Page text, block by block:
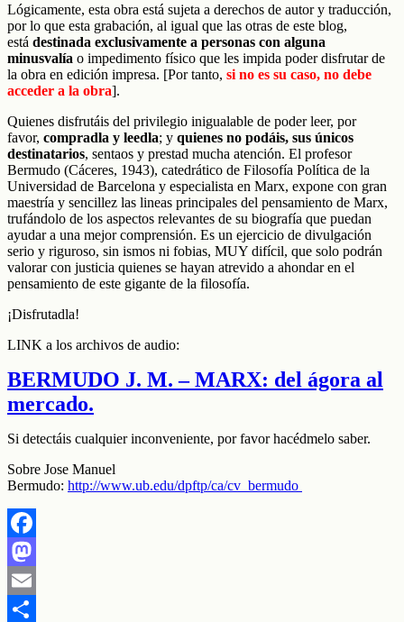
Lógicamente, esta obra está sujeta a derechos de autor y traducción,
por lo que esta grabación, al igual que las otras de este blog,
está destinada exclusivamente a personas con alguna
minusvalía o impedimento físico que les impida poder disfrutar de
la obra en edición impresa. [Por tanto, si no es su caso, no debe
acceder a la obra].
Quienes disfrutáis del privilegio inigualable de poder leer, por
favor, compradla y leedla; y quienes no podáis, sus únicos
destinatarios, sentaos y prestad mucha atención. El profesor
Bermudo (Cáceres, 1943), catedrático de Filosofía Política de la
Universidad de Barcelona y especialista en Marx, expone con gran
maestría y sencillez las lineas principales del pensamiento de Marx,
trufándolo de los aspectos relevantes de su biografía que puedan
ayudar a una mejor comprensión. Es un ejercicio de divulgación
serio y riguroso, sin ismos ni fobias, MUY difícil, que solo podrán
valorar con justicia quienes se hayan atrevido a ahondar en el
pensamiento de este gigante de la filosofía.
¡Disfrutadla!
LINK a los archivos de audio:
BERMUDO J. M. – MARX: del ágora al
mercado.
Si detectáis cualquier inconveniente, por favor hacédmelo saber.
Sobre Jose Manuel
Bermudo: http://www.ub.edu/dpftp/ca/cv_bermudo
Facebook
Mastodon
Email